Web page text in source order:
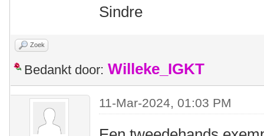
Sindre
Zoek
Bedankt door: Willeke_IGKT
11-Mar-2024, 01:03 PM